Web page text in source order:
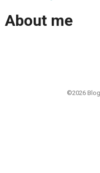
About me
©2026